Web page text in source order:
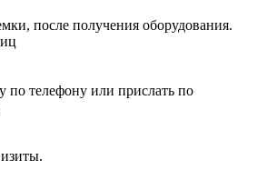
после получения оборудования.
по телефону или прислать по